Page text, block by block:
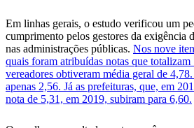
Em linhas gerais, o estudo verificou um
cumprimento pelos gestores da exigência
nas administrações públicas. Nos nove
quais foram atribuídas notas que totalizam
vereadores obtiveram média geral de
apenas 2,56. Já as prefeituras, que, em
nota de 5,31, em 2019, subiram para 6,60.